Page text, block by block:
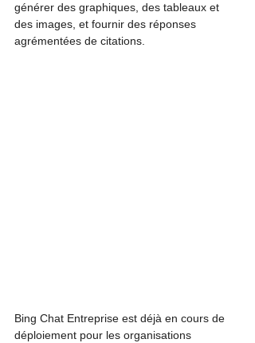
générer des graphiques, des tableaux et
des images, et fournir des réponses
agrémentées de citations.
Bing Chat Entreprise est déjà en cours de
déploiement pour les organisations